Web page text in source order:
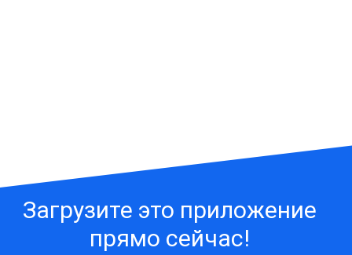
Загрузите это приложение
прямо сейчас!